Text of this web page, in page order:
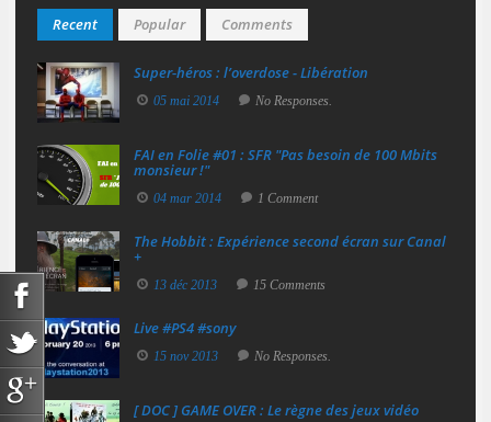
Recent Popular Comments
Super‑héros : l’overdose - Libération
05 mai 2014 No Responses.
FAI en Folie #01 : SFR "Pas besoin de 100 Mbits
monsieur !"
04 mar 2014 1 Comment
The Hobbit : Expérience second écran sur Canal
+
13 déc 2013 15 Comments
Live #PS4 #sony
15 nov 2013 No Responses.
[ DOC ] GAME OVER : Le règne des jeux vidéo